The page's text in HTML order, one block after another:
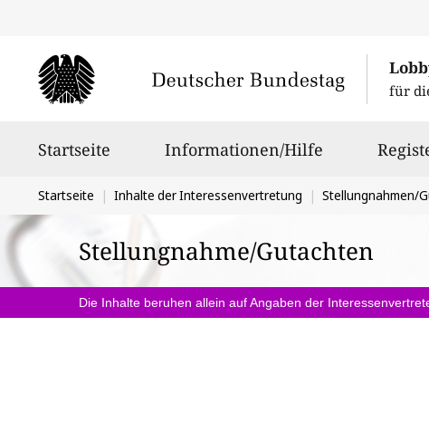
für
Startseite Informationen/Hilfe
Sie
befinden
sich
hier:
Startseite Inhalte der Interessenvertretung Stellungnahmen/
Stellungnahme/Gutachten
Die Inhalte beruhen allein auf Angaben der